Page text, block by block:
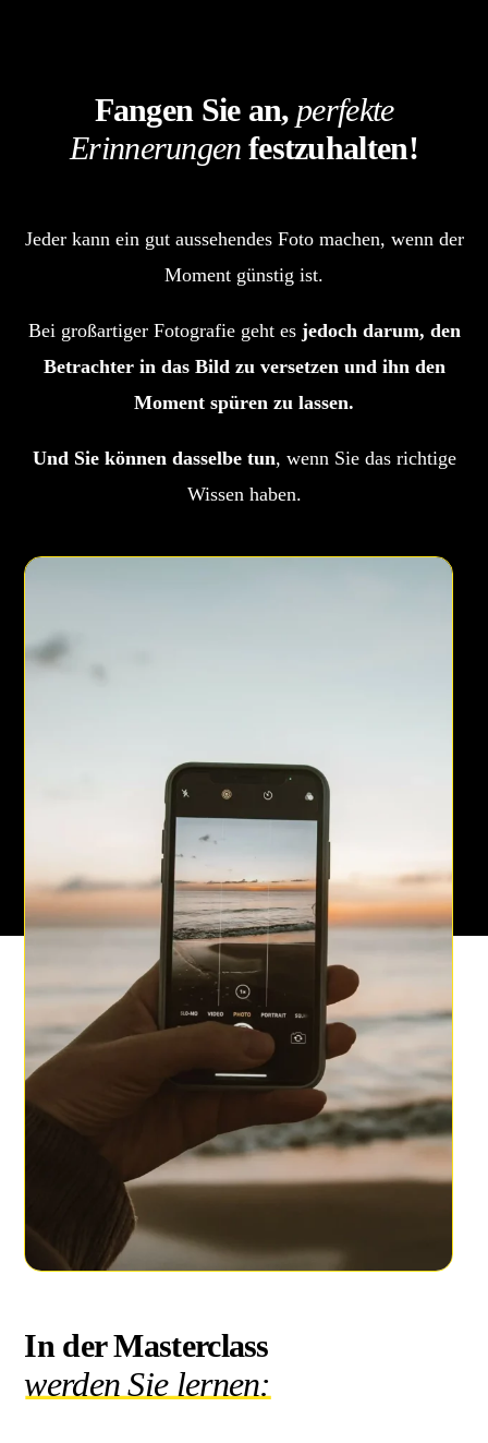
Fangen Sie an, perfekte
Erinnerungen festzuhalten!
Jeder kann ein gut aussehendes Foto machen, wenn der
Moment günstig ist.
Bei großartiger Fotografie geht es jedoch darum, den
Betrachter in das Bild zu versetzen und ihn den
Moment spüren zu lassen.
Und Sie können dasselbe tun, wenn Sie das richtige
Wissen haben.
In der Masterclass
werden Sie lernen: